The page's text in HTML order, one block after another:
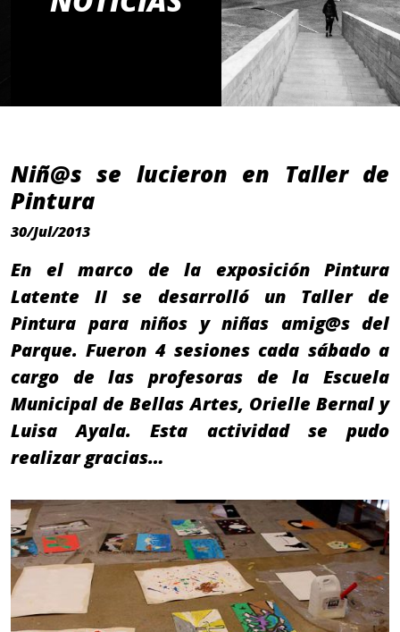
Niñ@s se lucieron en Taller de
Pintura
30/Jul/2013
En el marco de la exposición Pintura
Latente II se desarrolló un Taller de
Pintura para niños y niñas amig@s del
Parque. Fueron 4 sesiones cada sábado a
cargo de las profesoras de la Escuela
Municipal de Bellas Artes, Orielle Bernal y
Luisa Ayala. Esta actividad se pudo
realizar gracias…